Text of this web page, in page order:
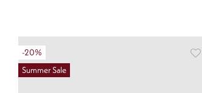
-20%
Summer Sale